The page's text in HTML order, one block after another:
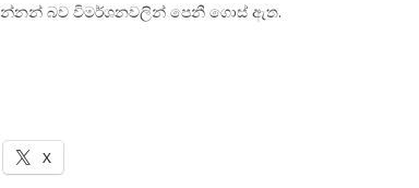
බව විම­ර්ශ­න­ව­ලින් පෙනී ගොස් ඇත.
X